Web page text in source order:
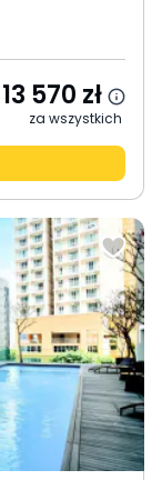
13 570 zł
za wszystkich